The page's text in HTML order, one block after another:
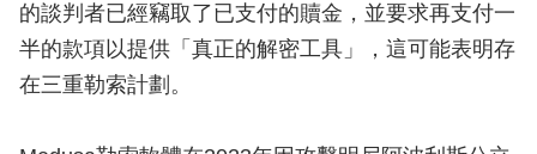
的談判者已經竊取了已支付的贖金，並要求再支付一
半的款項以提供「真正的解密工具」，這可能表明存
在三重勒索計劃。